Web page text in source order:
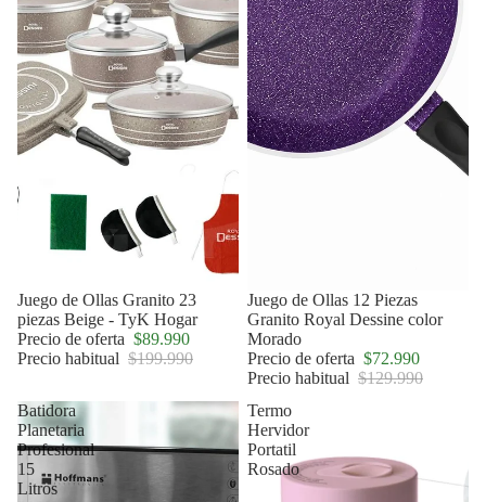
Oferta
Juego de Ollas Granito 23
piezas Beige - TyK Hogar
Precio de oferta $89.990
Precio habitual $199.990
Oferta
Juego de Ollas 12 Piezas
Granito Royal Dessine color
Morado
Precio de oferta $72.990
Precio habitual $129.990
Batidora
Planetaria
Profesional
15
Litros
Termo
Hervidor
Portatil
Rosado